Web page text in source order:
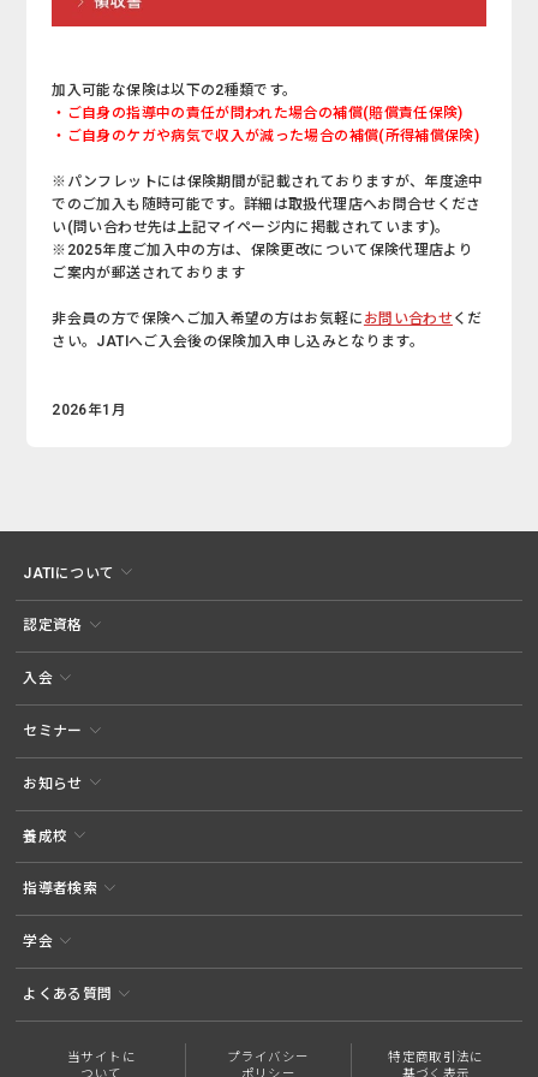
加入可能な保険は以下の2種類です。
・ご自身の指導中の責任が問われた場合の補償(賠償責任保険)
・ご自身のケガや病気で収入が減った場合の補償(所得補償保険)
※パンフレットには保険期間が記載されておりますが、年度途中
でのご加入も随時可能です。詳細は取扱代理店へお問合せくださ
い(問い合わせ先は上記マイページ内に掲載されています)。
※2025年度ご加入中の方は、保険更改について保険代理店より
ご案内が郵送されております
非会員の方で保険へご加入希望の方はお気軽に お問い合わせくだ
さい。JATIへご入会後の保険加入申し込みとなります。
2026年1月
JATIについて
認定資格
入会
セミナー
お知らせ
養成校
指導者検索
学会
よくある質問
当サイトに
プライバシー
特定商取引法に